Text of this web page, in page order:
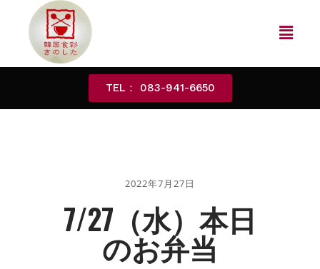
TEL： 083-941-6650
2022年7月27日
7/27（水）本日
のお弁当